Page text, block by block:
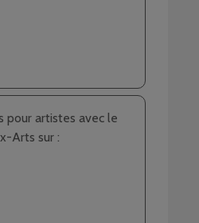
pour artistes avec le
Arts sur :